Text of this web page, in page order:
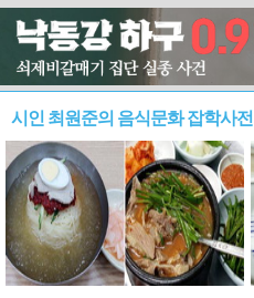
시인 최원준의 음식문화 잡학사전